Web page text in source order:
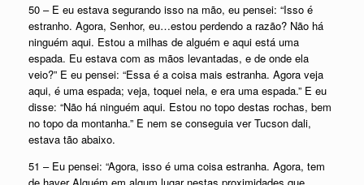
50 – E eu estava segurando isso na mão, eu pensei: “Isso é
estranho. Agora, Senhor, eu…estou perdendo a razão? Não há
ninguém aqui. Estou a milhas de alguém e aqui está uma
espada. Eu estava com as mãos levantadas, e de onde ela
veio?” E eu pensei: “Essa é a coisa mais estranha. Agora veja
aqui, é uma espada; veja, toquei nela, e era uma espada.” E eu
disse: “Não há ninguém aqui. Estou no topo destas rochas, bem
no topo da montanha.” E nem se conseguia ver Tucson dali,
estava tão abaixo.
51 – Eu pensei: “Agora, isso é uma coisa estranha. Agora, tem
de haver Alguém em algum lugar nestas proximidades que